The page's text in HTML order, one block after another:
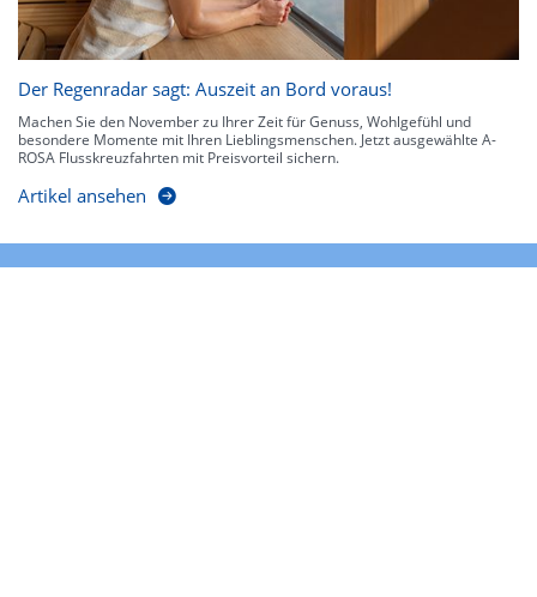
Der Regenradar sagt: Auszeit an Bord voraus!
Machen Sie den November zu Ihrer Zeit für Genuss, Wohlgefühl und
besondere Momente mit Ihren Lieblingsmenschen. Jetzt ausgewählte A-
ROSA Flusskreuzfahrten mit Preisvorteil sichern.
Artikel ansehen